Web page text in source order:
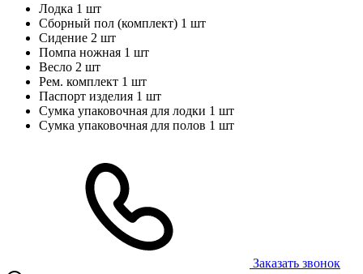
Лодка 1 шт
Сборный пол (комплект) 1 шт
Сидение 2 шт
Помпа ножная 1 шт
Весло 2 шт
Рем. комплект 1 шт
Паспорт изделия 1 шт
Сумка упаковочная для лодки 1 шт
Сумка упаковочная для полов 1 шт
Заказать звонок